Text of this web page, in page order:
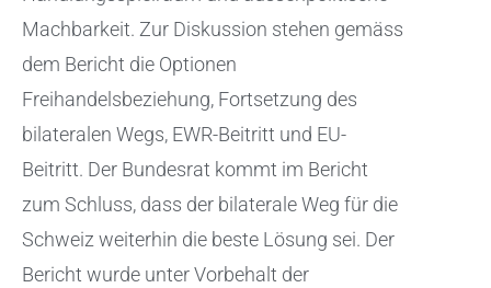
Machbarkeit. Zur Diskussion stehen gemäss
dem Bericht die Optionen
Freihandelsbeziehung, Fortsetzung des
bilateralen Wegs, EWR-Beitritt und EU-
Beitritt. Der Bundesrat kommt im Bericht
zum Schluss, dass der bilaterale Weg für die
Schweiz weiterhin die beste Lösung sei. Der
Bericht wurde unter Vorbehalt der